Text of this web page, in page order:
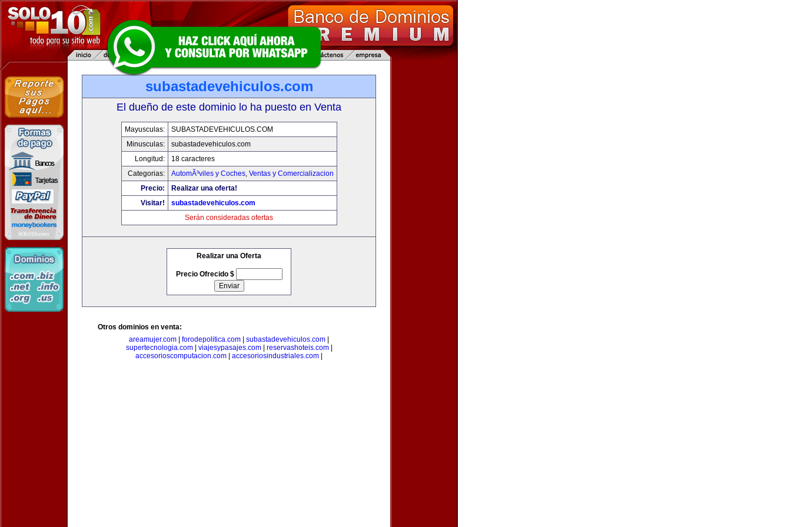
subastadevehiculos.com
El dueño de este dominio lo ha puesto en Venta
Mayusculas:
SUBASTADEVEHICULOS.COM
Minusculas:
subastadevehiculos.com
Longitud:
18 caracteres
Categorias:
AutomÃ³viles y Coches, Ventas y Comercializacion
Precio:
Realizar una oferta!
Visitar!
subastadevehiculos.com
Serán consideradas ofertas
Realizar una Oferta
Precio Ofrecido $
Otros dominios en venta:
areamujer.com
forodepolitica.com subastadevehiculos.com
supertecnologia.com| viajesypasajes.com| reservashoteis.com|
accesorioscomputacion.com
accesoriosindustriales.com